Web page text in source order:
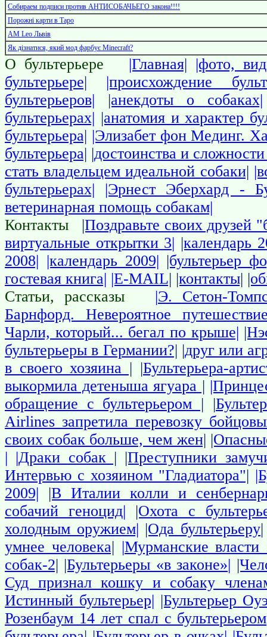
Собираем подписи против АНТИСОБАЧЬЕГО закона!!!!
Порожні карти в Таро
AM Leo Львів
Як дізнатися, який мод фарбує Minecraft?
О бультерьере |Главная| |фото,
бультерьере|
|происхождение
бультерьеров|
|анекдоты о собаках|
бультерьерах| |анатомия и характер
бультерьера| |Элизабет фон Мединг.
бультерьера| |достоинства и сложности
стать владельцем идеальной собаки|
бультерьерах|
|Эрнест Эберхард -
ветеринарная помощь собакам|
Контакты |Поздравьте своих друзей
виртуальные открытки 3| |календарь
2008| |календарь 2009| |бультерьер
гостевая книга| |E-MAIL| |контакты|
Статьи, рассказы |Э. Сетон-
Барнфорд. Невероятное
Чарли, который... бегал по крыше|
бультерьеры в Германии?| |друг или
в своего хозяина | |Бультерьера-
выкормила детеныша ягуара |
обращение с бультерьером |
Airlines запретила перевозку
своих собак больше, чем жен|
| |Драки собак | |Преступники
Интервью с хозяином "Гладиатора"|
2009|
|В Италии колли и
собачий геноцид|
|Охота с
холодным оружием| |Ода бультерьеру|
умнее человека| |Мурманские власти
собак-2| |Бультерьеры «в законе»|
Суд признал кошку и собаку
Истинный бультерьер| |Бультерьер
Розенбаум 14 лет спал с